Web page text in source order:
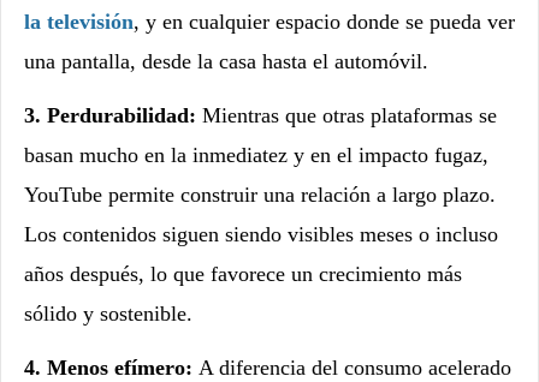
la televisión, y en cualquier espacio donde se pueda ver
una pantalla, desde la casa hasta el automóvil.
3. Perdurabilidad: Mientras que otras plataformas se
basan mucho en la inmediatez y en el impacto fugaz,
YouTube permite construir una relación a largo plazo.
Los contenidos siguen siendo visibles meses o incluso
años después, lo que favorece un crecimiento más
sólido y sostenible.
4. Menos efímero: A diferencia del consumo acelerado